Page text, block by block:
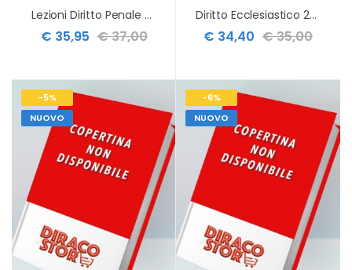
Lezioni Diritto Penale Operatori Sociali
€ 35,95 € 37,00
Diritto Ecclesiastico 2ed.
€ 34,40 € 35,00
-5%
NUOVO
-6%
NUOVO